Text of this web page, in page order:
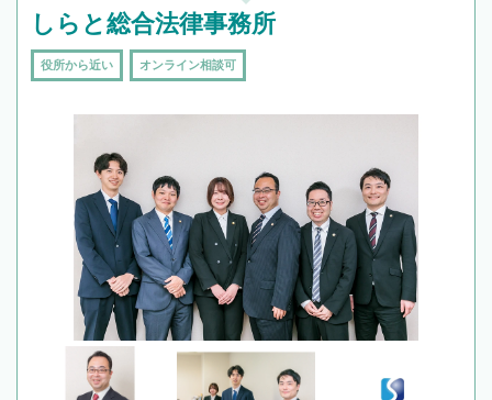
しらと総合法律事務所
役所から近い オンライン相談可